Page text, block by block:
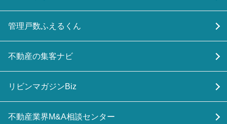
管理戸数ふえるくん
不動産の集客ナビ
リビンマガジンBiz
不動産業界M&A相談センター